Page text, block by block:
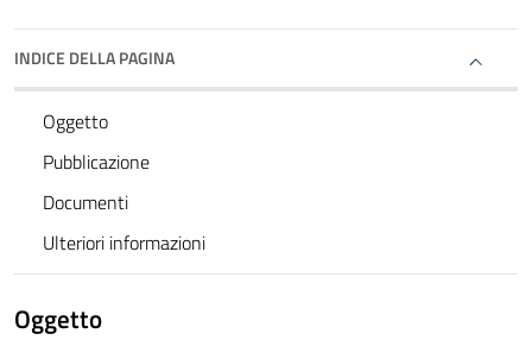
INDICE DELLA PAGINA
Oggetto
Pubblicazione
Documenti
Ulteriori informazioni
Oggetto